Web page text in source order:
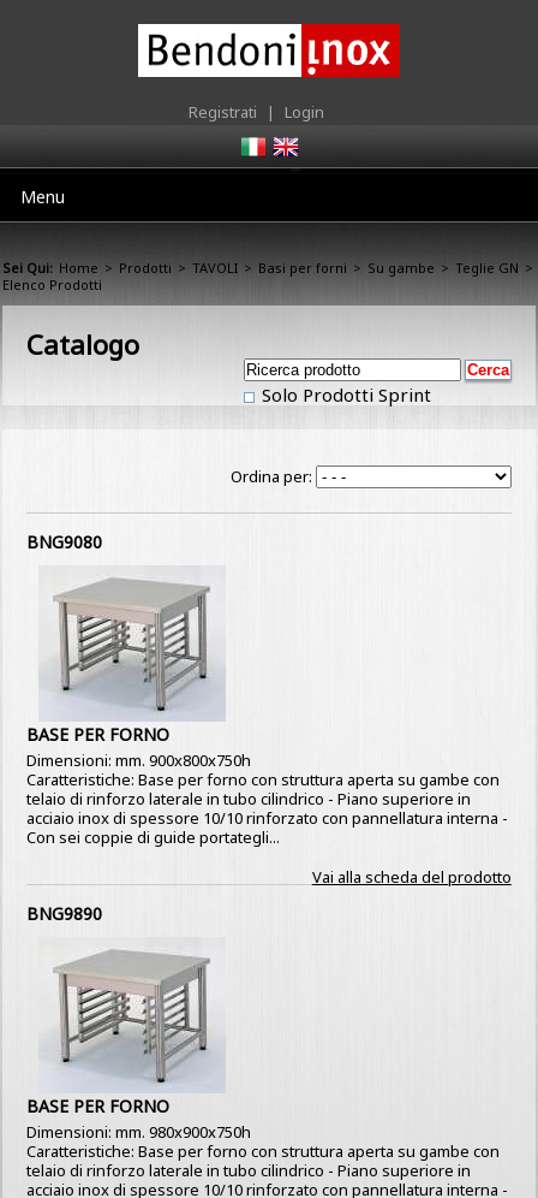
Registrati | Login
Menu
Sei Qui: Home > Prodotti > TAVOLI > Basi per forni > Su gambe > Teglie GN >
Elenco Prodotti
Catalogo
Solo Prodotti Sprint
Ordina per:
BNG9080
BASE PER FORNO
Dimensioni: mm. 900x800x750h
Caratteristiche: Base per forno con struttura aperta su gambe con
telaio di rinforzo laterale in tubo cilindrico - Piano superiore in
acciaio inox di spessore 10/10 rinforzato con pannellatura interna -
Con sei coppie di guide portategli...
Vai alla scheda del prodotto
BNG9890
BASE PER FORNO
Dimensioni: mm. 980x900x750h
Caratteristiche: Base per forno con struttura aperta su gambe con
telaio di rinforzo laterale in tubo cilindrico - Piano superiore in
acciaio inox di spessore 10/10 rinforzato con pannellatura interna -